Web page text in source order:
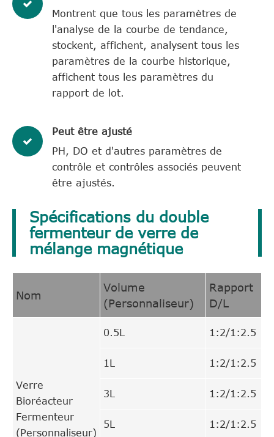
Montrent que tous les paramètres de
l'analyse de la courbe de tendance,
stockent, affichent, analysent tous les
paramètres de la courbe historique,
affichent tous les paramètres du
rapport de lot.
Peut être ajusté
PH, DO et d'autres paramètres de
contrôle et contrôles associés peuvent
être ajustés.
Spécifications du double
fermenteur de verre de
mélange magnétique
Nom
Volume
(Personnaliseur)
Rapport
D/L
Verre
Bioréacteur
Fermenteur
(Personnaliseur)
0.5L 1:2/1:2.5
1L 1:2/1:2.5
3L 1:2/1:2.5
5L 1:2/1:2.5